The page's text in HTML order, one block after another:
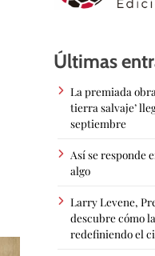
Últimas
La premiada
tierra salvaje’
septiembre
Así se responde
algo
Larry Levene,
descubre cómo
redefiniendo el